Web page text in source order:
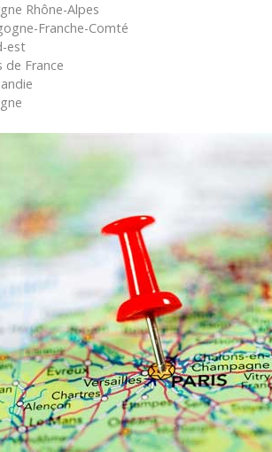
Rhône-Alpes
Franche-Comté
est
de France